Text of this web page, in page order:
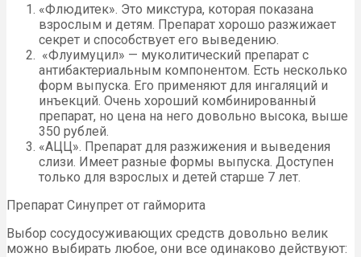
«Флюдитек». Это микстура, которая показана
взрослым и детям. Препарат хорошо разжижает
секрет и способствует его выведению.
«Флуимуцил» — муколитический препарат с
антибактериальным компонентом. Есть несколько
форм выпуска. Его применяют для ингаляций и
инъекций. Очень хороший комбинированный
препарат, но цена на него довольно высока, выше
350 рублей.
«АЦЦ». Препарат для разжижения и выведения
слизи. Имеет разные формы выпуска. Доступен
только для взрослых и детей старше 7 лет.
Препарат Синупрет от гайморита
Выбор сосудосуживающих средств довольно велик
можно выбирать любое, они все одинаково действуют: